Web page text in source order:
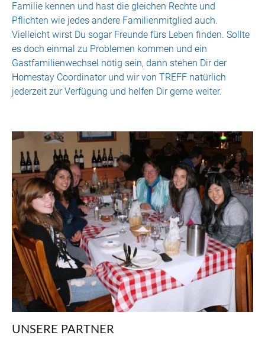
Familie kennen und hast die gleichen Rechte und
Pflichten wie jedes andere Familienmitglied auch.
Vielleicht wirst Du sogar Freunde fürs Leben finden. Sollte
es doch einmal zu Problemen kommen und ein
Gastfamilienwechsel nötig sein, dann stehen Dir der
Homestay Coordinator und wir von TREFF natürlich
jederzeit zur Verfügung und helfen Dir gerne weiter.
UNSERE PARTNER